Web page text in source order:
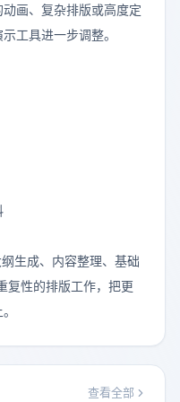
画、复杂排版或高度定
工具进一步调整。
生成、内容整理、基础
复性的排版工作，把更
查看全部